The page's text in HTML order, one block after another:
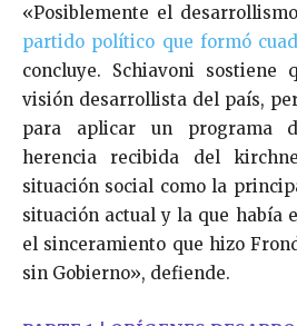
«Posiblemente el
partido político que formó
concluye. Schiavoni sostiene
visión desarrollista del país,
para aplicar un programa
herencia recibida del
situación social como la
situación actual y la que había
el sinceramiento que hizo
sin Gobierno», defiende.